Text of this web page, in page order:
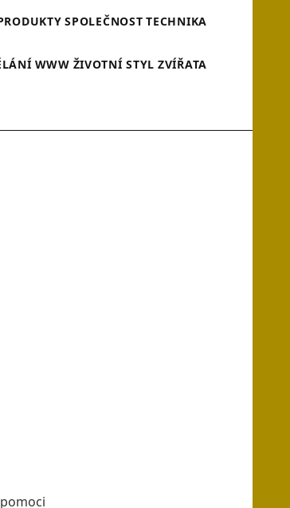
SPOLEČNOST TECHNIKA
WWW ŽIVOTNÍ STYL ZVÍŘATA